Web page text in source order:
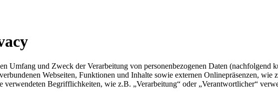
Umfang und Zweck der Verarbeitung von personenbezogenen Daten (nachfolgend
Webseiten, Funktionen und Inhalte sowie externen Onlinepräsenzen,
verwendeten Begrifflichkeiten, wie z.B. „Verarbeitung“ oder „Verantwortlicher“